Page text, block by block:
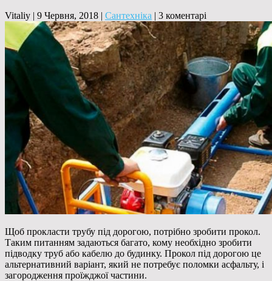
Vitaliy | 9 Червня, 2018 | Сантехніка | 3 коментарі
Щоб прокласти трубу під дорогою, потрібно зробити прокол.
Таким питанням задаються багато, кому необхідно зробити
підводку труб або кабелю до будинку. Прокол під дорогою це
альтернативний варіант, який не потребує поломки асфальту, і
загородження проїжджої частини.